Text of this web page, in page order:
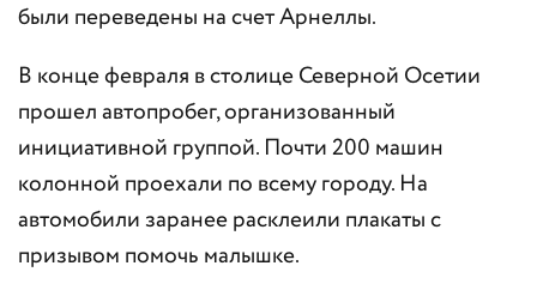
были переведены на счет Арнеллы.
В конце февраля в столице Северной Осетии
прошел автопробег, организованный
инициативной группой. Почти 200 машин
колонной проехали по всему городу. На
автомобили заранее расклеили плакаты с
призывом помочь малышке.